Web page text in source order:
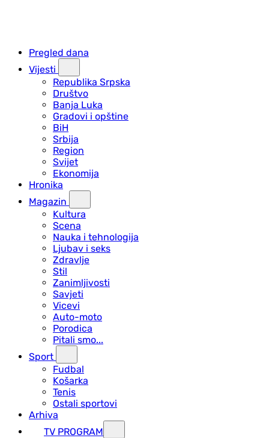
Pregled dana
Vijesti
Republika Srpska
Društvo
Banja Luka
Gradovi i opštine
BiH
Srbija
Region
Svijet
Ekonomija
Hronika
Magazin
Kultura
Scena
Nauka i tehnologija
Ljubav i seks
Zdravlje
Stil
Zanimljivosti
Savjeti
Vicevi
Auto-moto
Porodica
Pitali smo...
Sport
Fudbal
Košarka
Tenis
Ostali sportovi
Arhiva
TV PROGRAM